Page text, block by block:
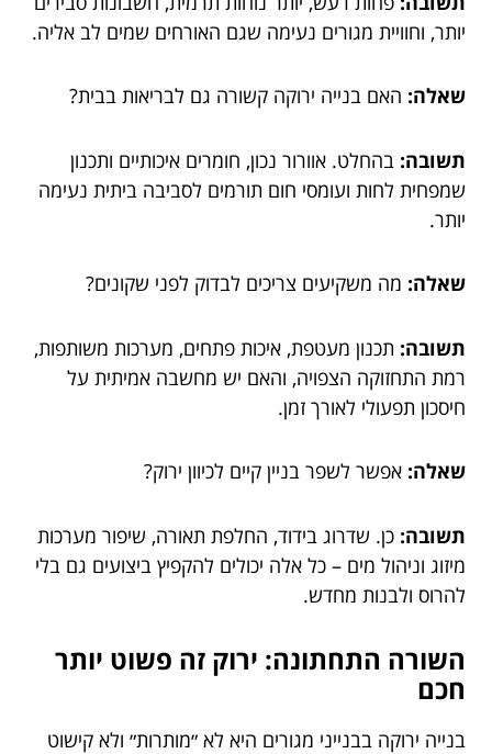
יותר, וחוויית מגורים נעימה שגם האורחים שמים לב אליה.
שאלה: האם בנייה ירוקה קשורה גם לבריאות בבית?
תשובה: בהחלט. אוורור נכון, חומרים איכותיים ותכנון
שמפחית לחות ועומסי חום תורמים לסביבה ביתית נעימה
יותר.
שאלה: מה משקיעים צריכים לבדוק לפני שקונים?
תשובה: תכנון מעטפת, איכות פתחים, מערכות משותפות,
רמת התחזוקה הצפויה, והאם יש מחשבה אמיתית על
חיסכון תפעולי לאורך זמן.
שאלה: אפשר לשפר בניין קיים לכיוון ירוק?
תשובה: כן. שדרוג בידוד, החלפת תאורה, שיפור מערכות
מיזוג וניהול מים – כל אלה יכולים להקפיץ ביצועים גם בלי
להרוס ולבנות מחדש.
השורה התחתונה: ירוק זה פשוט יותר
חכם
בנייה ירוקה בבנייני מגורים היא לא ״מותרות״ ולא קישוט